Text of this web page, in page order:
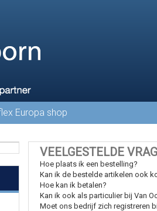
Europa shop
VEELGESTELDE
Hoe plaats ik een bestelling?
Kan ik de bestelde artikelen ook
Hoe kan ik betalen?
Kan ik ook als particulier bij Van
Moet ons bedrijf zich registreren